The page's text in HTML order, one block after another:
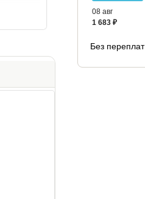
08 авг
1 683 ₽
Без переплат